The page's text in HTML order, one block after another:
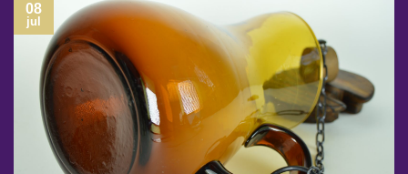
08
jul